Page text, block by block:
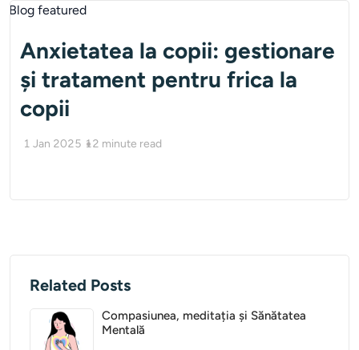
Anxietatea la copii: gestionare
și tratament pentru frica la
copii
1 Jan 2025 12 minute read
Related Posts
Compasiunea, meditația și Sănătatea
Mentală